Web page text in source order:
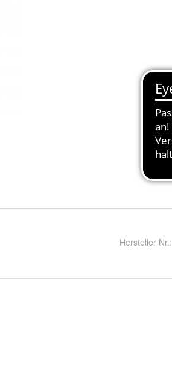
Hersteller Nr.: